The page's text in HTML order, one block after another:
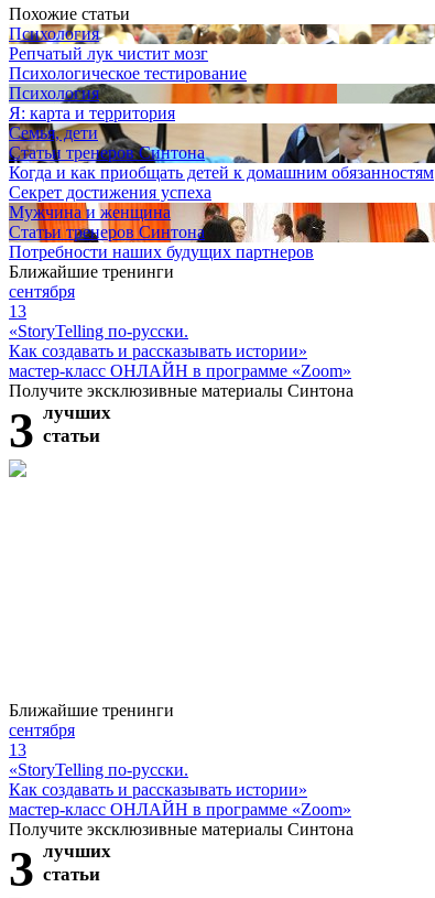
Похожие статьи
Психология
Репчатый лук чистит мозг
Психологическое тестирование
Психология
Я: карта и территория
Семья, дети
Статьи тренеров Синтона
Когда и как приобщать детей к домашним обязанностям
Секрет достижения успеха
Мужчина и женщина
Статьи тренеров Синтона
Потребности наших будущих партнеров
Ближайшие тренинги
сентября
13
«StoryTelling по-русски.
Как создавать и рассказывать истории»
мастер-класс ОНЛАЙН в программе «Zoom»
Получите эксклюзивные материалы Синтона
3 лучших
статьи
Ближайшие тренинги
сентября
13
«StoryTelling по-русски.
Как создавать и рассказывать истории»
мастер-класс ОНЛАЙН в программе «Zoom»
Получите эксклюзивные материалы Синтона
3 лучших
статьи